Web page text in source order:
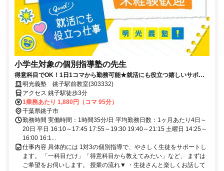
小学生対象の個別指導塾の先生
得意科目でOK！1日1コマから勤務可能★就活にも役立つ嬉しいサポー
トあり！ミドル・シニアも活躍中
明光義塾 銚子駅前教室(303332)
アクセス 銚子駅徒歩3分
1業務あたり 1,880円（コマ 95分）
千葉県銚子市
勤務時間 実働時間：1時間35分/日 平均勤務日数：1ヶ月あたり4日～
20日 平日 16:10～17:45 17:55～19:30 19:40～21:15 土曜日 14:25～
16:00 16:1...
仕事内容 具体的には 1対3の個別指導で、やさしく生徒をサポートし
ます。 「一科目だけ」「得意科目から教えてみたい」など、 まずは
ご希望をお伺いします。 授業の流れ▼ ・生徒さんと楽しくお話して